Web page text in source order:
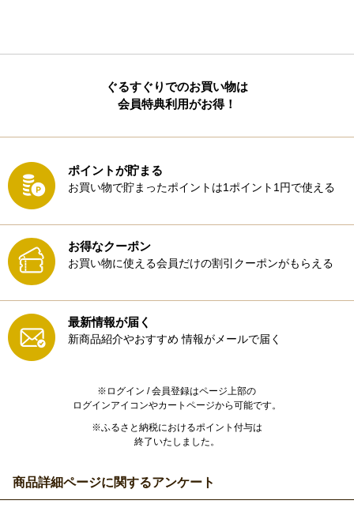
ぐるすぐりでのお買い物は
会員特典利用がお得！
ポイントが貯まる
お買い物で貯まったポイントは1ポイント1円で使える
お得なクーポン
お買い物に使える会員だけの割引クーポンがもらえる
最新情報が届く
新商品紹介やおすすめ 情報がメールで届く
※ログイン / 会員登録はページ上部の
ログインアイコンやカートページから可能です。
※ふるさと納税におけるポイント付与は
終了いたしました。
商品詳細ページに関するアンケート